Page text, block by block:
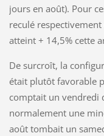
jours en août). Pour
reculé
atteint + 14,5% cette
De surcroît, la
était plutôt favorable
comptait un vendredi
normalement une
août tombait un